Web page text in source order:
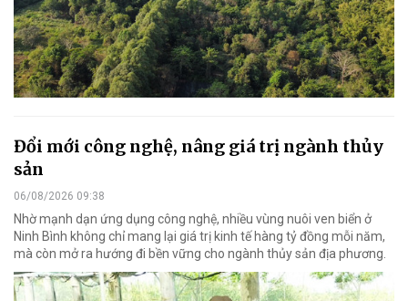
Đổi mới công nghệ, nâng giá trị ngành thủy
sản
06/08/2026 09:38
Nhờ mạnh dạn ứng dụng công nghệ, nhiều vùng nuôi ven biển ở
Ninh Bình không chỉ mang lại giá trị kinh tế hàng tỷ đồng mỗi năm,
mà còn mở ra hướng đi bền vững cho ngành thủy sản địa phương.